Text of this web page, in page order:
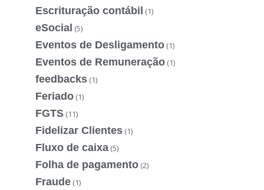
Escrituração contábil (1)
eSocial (5)
Eventos de Desligamento (1)
Eventos de Remuneração (1)
feedbacks (1)
Feriado (1)
FGTS (11)
Fidelizar Clientes (1)
Fluxo de caixa (5)
Folha de pagamento (2)
Fraude (1)